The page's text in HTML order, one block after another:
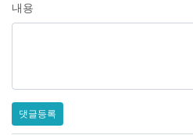
내용
댓글등록